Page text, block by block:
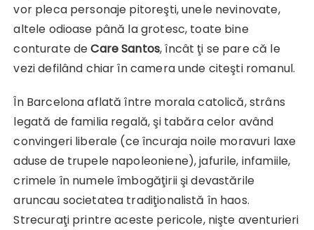
vor pleca personaje pitoreşti, unele nevinovate,
altele odioase până la grotesc, toate bine
conturate deCare Santos, încât ţi se pare că le
vezi defilând chiar în camera unde citeşti romanul.
În Barcelona aflată între morala catolică, strâns
legată de familia regală, şi tabăra celor având
convingeri liberale (ce încuraja noile moravuri laxe
aduse de trupele napoleoniene), jafurile, infamiile,
crimele în numele îmbogăţirii şi devastările
aruncau societatea tradiţionalistă în haos.
Strecuraţi printre aceste pericole, nişte aventurieri